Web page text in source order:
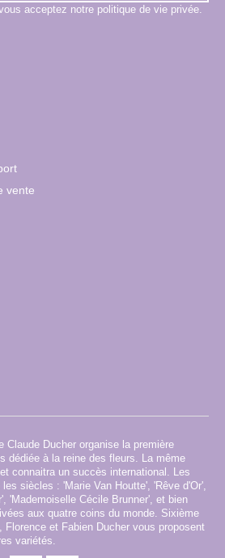
acceptez notre politique de vie privée.
vente
Claude Ducher organise la première
dédiée à la reine des fleurs. La même
connaitra un succès international. Les
siècles : 'Marie Van Houtte', 'Rêve d'Or',
'Mademoiselle Cécile Brunner', et bien
aux quatre coins du monde. Sixième
Florence et Fabien Ducher vous proposent
variétés.